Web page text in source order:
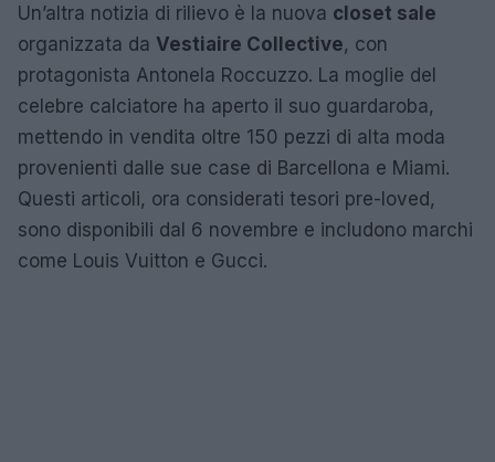
Un’altra notizia di rilievo è la nuova closet sale
organizzata da Vestiaire Collective, con
protagonista Antonela Roccuzzo. La moglie del
celebre calciatore ha aperto il suo guardaroba,
mettendo in vendita oltre 150 pezzi di alta moda
provenienti dalle sue case di Barcellona e Miami.
Questi articoli, ora considerati tesori pre-loved,
sono disponibili dal 6 novembre e includono marchi
come Louis Vuitton e Gucci.